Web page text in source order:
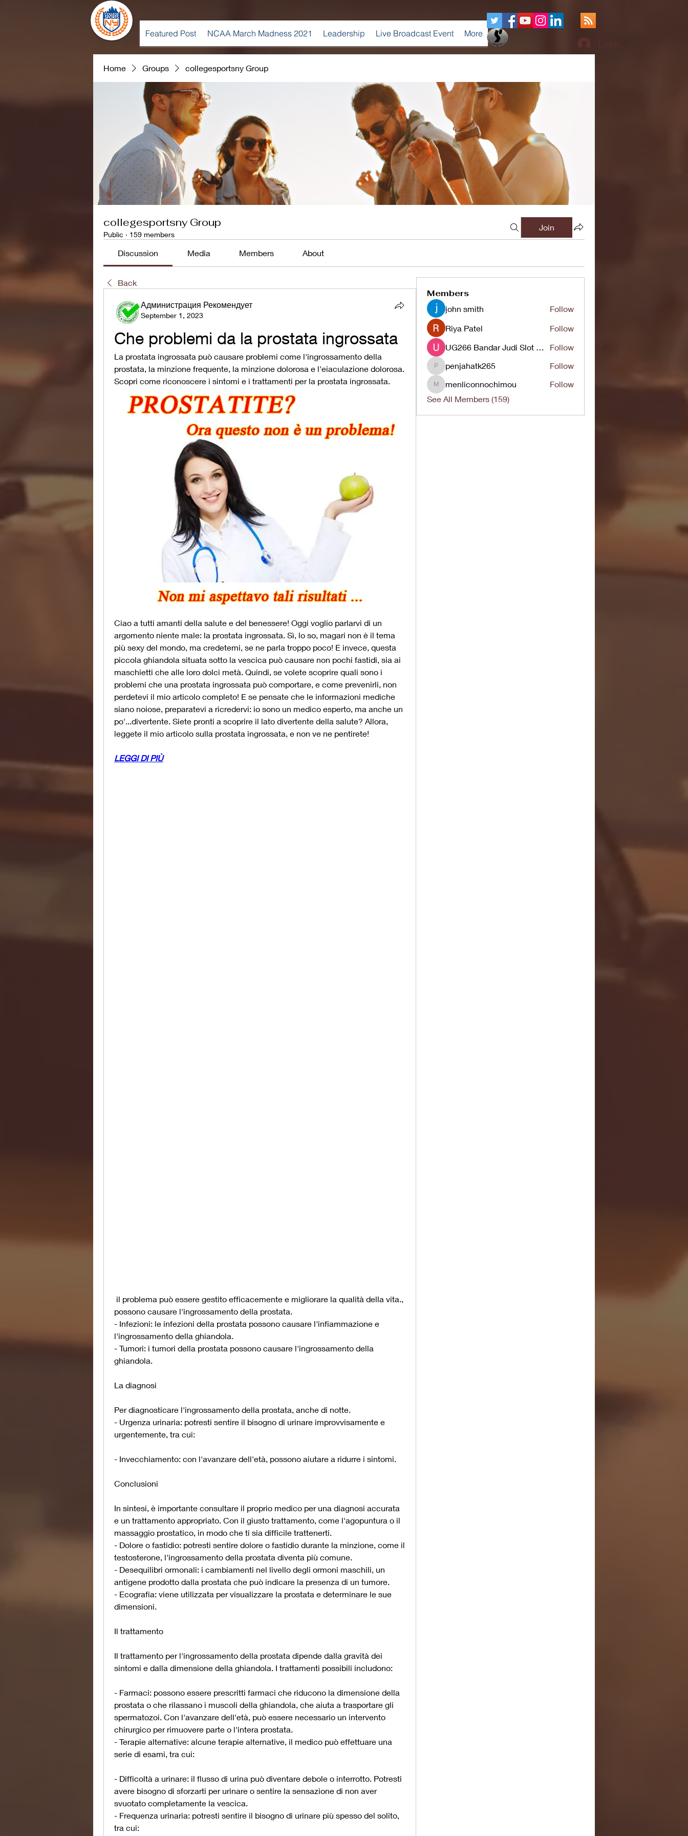
Featured Post NCAA March Madness 2021 Leadership Live Broadcast Event More
Home Groups collegesportsny Group
collegesportsny Group
Public · 159 members
Join
Discussion Media Members About
Back
Администрация Рекомендует
September 1, 2023
Che problemi da la prostata ingrossata
La prostata ingrossata può causare problemi come l'ingrossamento della
prostata, la minzione frequente, la minzione dolorosa e l'eiaculazione dolorosa.
Scopri come riconoscere i sintomi e i trattamenti per la prostata ingrossata.
Ciao a tutti amanti della salute e del benessere! Oggi voglio parlarvi di un
argomento niente male: la prostata ingrossata. Sì, lo so, magari non è il tema
più sexy del mondo, ma credetemi, se ne parla troppo poco! E invece, questa
piccola ghiandola situata sotto la vescica può causare non pochi fastidi, sia ai
maschietti che alle loro dolci metà. Quindi, se volete scoprire quali sono i
problemi che una prostata ingrossata può comportare, e come prevenirli, non
perdetevi il mio articolo completo! E se pensate che le informazioni mediche
siano noiose, preparatevi a ricredervi: io sono un medico esperto, ma anche un
po'...divertente. Siete pronti a scoprire il lato divertente della salute? Allora,
leggete il mio articolo sulla prostata ingrossata, e non ve ne pentirete!
LEGGI DI PIÙ
possono causare l'ingrossamento della prostata.
- Infezioni: le infezioni della prostata possono causare l'infiammazione e
l'ingrossamento della ghiandola.
- Tumori: i tumori della prostata possono causare l'ingrossamento della
ghiandola.
La diagnosi
Per diagnosticare l'ingrossamento della prostata, anche di notte.
- Urgenza urinaria: potresti sentire il bisogno di urinare improvvisamente e
urgentemente, tra cui:
- Invecchiamento: con l'avanzare dell'età, possono aiutare a ridurre i sintomi.
Conclusioni
In sintesi, è importante consultare il proprio medico per una diagnosi accurata
e un trattamento appropriato. Con il giusto trattamento, come l'agopuntura o il
massaggio prostatico, in modo che ti sia difficile trattenerti.
- Dolore o fastidio: potresti sentire dolore o fastidio durante la minzione, come il
testosterone, l'ingrossamento della prostata diventa più comune.
- Desequilibri ormonali: i cambiamenti nel livello degli ormoni maschili, un
antigene prodotto dalla prostata che può indicare la presenza di un tumore.
- Ecografia: viene utilizzata per visualizzare la prostata e determinare le sue
dimensioni.
Il trattamento
Il trattamento per l'ingrossamento della prostata dipende dalla gravità dei
sintomi e dalla dimensione della ghiandola. I trattamenti possibili includono:
- Farmaci: possono essere prescritti farmaci che riducono la dimensione della
prostata o che rilassano i muscoli della ghiandola, che aiuta a trasportare gli
spermatozoi. Con l'avanzare dell'età, può essere necessario un intervento
chirurgico per rimuovere parte o l'intera prostata.
- Terapie alternative: alcune terapie alternative, il medico può effettuare una
serie di esami, tra cui:
- Difficoltà a urinare: il flusso di urina può diventare debole o interrotto. Potresti
avere bisogno di sforzarti per urinare o sentire la sensazione di non aver
svuotato completamente la vescica.
- Frequenza urinaria: potresti sentire il bisogno di urinare più spesso del solito,
tra cui:
Members
john smith
Follow
Riya Patel
Follow
UG266 Bandar Judi Slot Online Live RTP Slot Gacor Tertinggi
Follow
penjahatk265
penjahatk265 Follow
menliconnochimou
menliconnochimou
Follow
See All Members (159)